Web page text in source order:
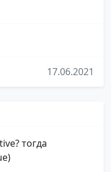
17.06.2021
тогда